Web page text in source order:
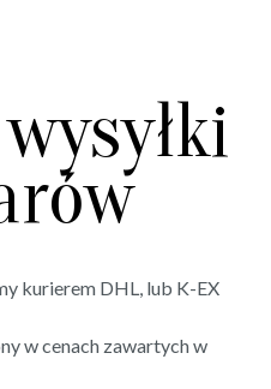
kurierem DHL, lub K-EX
w cenach zawartych w